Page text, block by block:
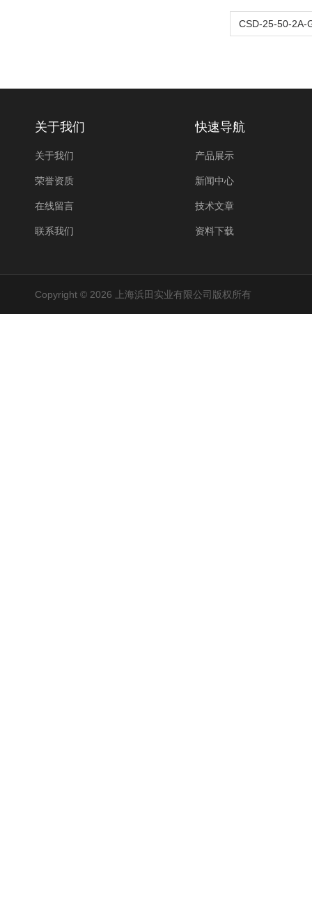
关于我们
关于我们
荣誉资质
在线留言
联系我们
快速导航
产品展示
新闻中心
技术文章
资料下载
Copyright © 2026 上海浜田实业有限公司版权所有